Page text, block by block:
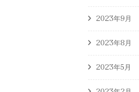
2023年9月
2023年8月
2023年5月